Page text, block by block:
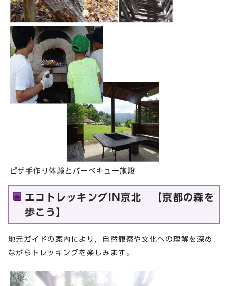
ピザ手作り体験とバーベキュー施設
エコトレッキングIN京北 【京都の森を
歩こう】
地元ガイドの案内により，自然観察や文化への理解を深め
ながらトレッキングを楽しみます。